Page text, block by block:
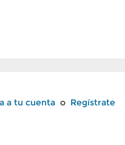
a tu cuenta o Regístrate